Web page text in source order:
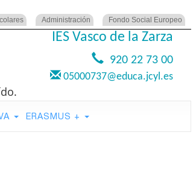
Administración Fondo Social Europeo
IES Vasco de la Zarza
920 22 73 00
05000737@educa.jcyl.es
ERASMUS +